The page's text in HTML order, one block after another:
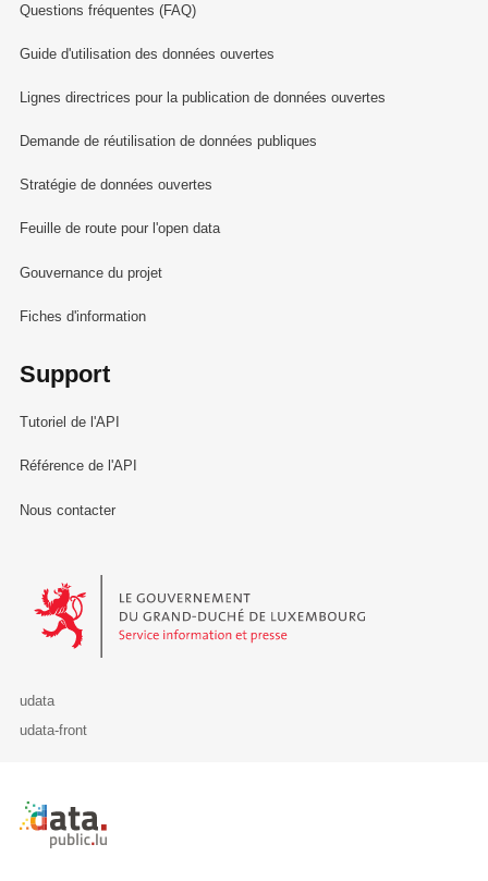
Questions fréquentes (FAQ)
Guide d'utilisation des données ouvertes
Lignes directrices pour la publication de données ouvertes
Demande de réutilisation de données publiques
Stratégie de données ouvertes
Feuille de route pour l'open data
Gouvernance du projet
Fiches d'information
Support
Tutoriel de l'API
Référence de l'API
Nous contacter
Le Gouvernement du Grand-Duché de Luxembourg - Service
udata
udata-front
Retour à l'accueil de data.public.lu